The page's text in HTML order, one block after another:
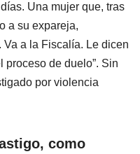
Una mujer que, tras
a su expareja,
a la Fiscalía. Le dicen
proceso de duelo”. Sin
por violencia
como